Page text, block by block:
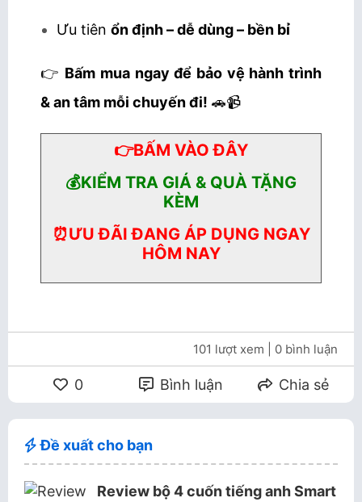
Ưu tiên ổn định – dễ dùng – bền bỉ
👉 Bấm mua ngay để bảo vệ hành trình
& an tâm mỗi chuyến đi! 🚗📹
👉BẤM VÀO ĐÂY
💰KIỂM TRA GIÁ & QUÀ TẶNG
KÈM
⏰ƯU ĐÃI ĐANG ÁP DỤNG NGAY
HÔM NAY
101 lượt xem | 0 bình luận
0 Bình luận Chia sẻ
Đề xuất cho bạn
Review bộ 4 cuốn tiếng anh Smart